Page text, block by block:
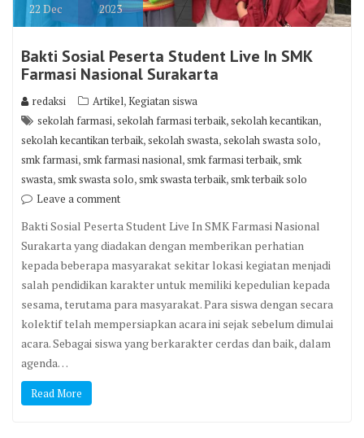
22 Dec 2023
Bakti Sosial Peserta Student Live In SMK
Farmasi Nasional Surakarta
redaksi Artikel,Kegiatan siswa
sekolah farmasi,sekolah farmasi terbaik,sekolah kecantikan,
sekolah kecantikan terbaik,sekolah swasta,sekolah swasta solo,
smk farmasi,smk farmasi nasional,smk farmasi terbaik,smk
swasta,smk swasta solo,smk swasta terbaik,smk terbaik solo
Leave a comment
Bakti Sosial Peserta Student Live In SMK Farmasi Nasional
Surakarta yang diadakan dengan memberikan perhatian
kepada beberapa masyarakat sekitar lokasi kegiatan menjadi
salah pendidikan karakter untuk memiliki kepedulian kepada
sesama, terutama para masyarakat. Para siswa dengan secara
kolektif telah mempersiapkan acara ini sejak sebelum dimulai
acara. Sebagai siswa yang berkarakter cerdas dan baik, dalam
agenda…
Read More